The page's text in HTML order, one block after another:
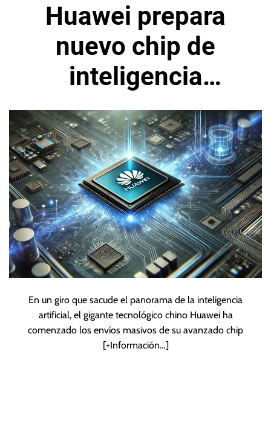
Huawei prepara
nuevo chip de
inteligencia
artificial para envío
masivo
En un giro que sacude el panorama de la inteligencia
artificial, el gigante tecnológico chino Huawei ha
comenzado los envíos masivos de su avanzado chip
[+Información…]